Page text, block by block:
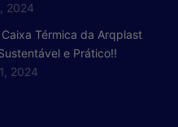
2024
Térmica da Arqplast
e Prático!!
2024